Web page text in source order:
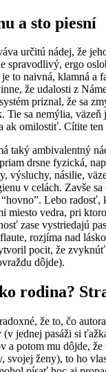
a sto piesní
určitú nádej, že
spravodlivý, ergo
to naivná, klamná a
že udalosti z
priznal, že sa
Tie sa nemýlia,
ak omilostiť. Cítite ten
taký ambivalentný
drsne fyzická,
výsluchy, násilie,
v celách. Zavše
Lebo radosť,
miesto vedra, pri
zase vystriedajú
rozjíma nad
pocit, že zvyknúť
dôjde).
rodina?
že to, čo
jednej pasáži si
a potom mu dôjde, že
svojej ženy), to ho